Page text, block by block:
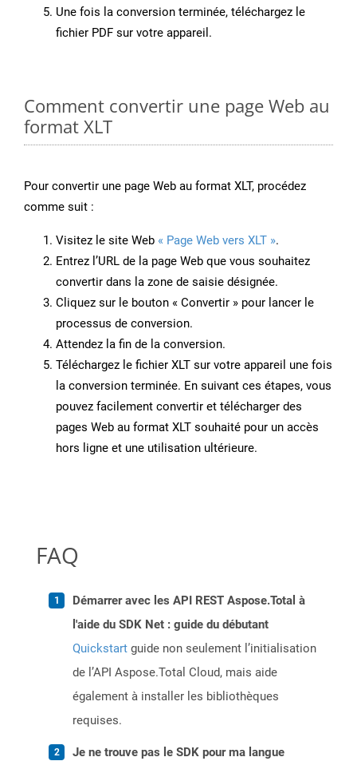
Une fois la conversion terminée, téléchargez le
fichier PDF sur votre appareil.
Comment convertir une page Web au
format XLT
Pour convertir une page Web au format XLT, procédez
comme suit :
Visitez le site Web « Page Web vers XLT ».
Entrez l’URL de la page Web que vous souhaitez
convertir dans la zone de saisie désignée.
Cliquez sur le bouton « Convertir » pour lancer le
processus de conversion.
Attendez la fin de la conversion.
Téléchargez le fichier XLT sur votre appareil une fois
la conversion terminée. En suivant ces étapes, vous
pouvez facilement convertir et télécharger des
pages Web au format XLT souhaité pour un accès
hors ligne et une utilisation ultérieure.
FAQ
Démarrer avec les API REST Aspose.Total à
l'aide du SDK Net : guide du débutant
Quickstart guide non seulement l’initialisation
de l’API Aspose.Total Cloud, mais aide
également à installer les bibliothèques
requises.
Je ne trouve pas le SDK pour ma langue